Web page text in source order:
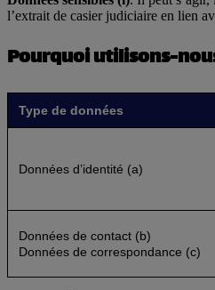
l’extrait de casier judiciaire en lien
Pourquoi utilisons-
Type de données
Données d’identité (a)
Données de contact (b)
Données de correspondance (c)